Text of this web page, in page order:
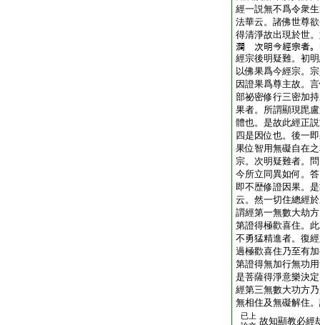
經一説無不爲令衆
法華云。諸佛世尊
得清淨故出現於世
𤄃 次明今經宗者。
經宗後明疑難。初
以佛果爲今經宗。
因證果爲尊主故。
部祕密修行三密加
果者。所謂顯現毘
體也。是故此經正
四是因位也。後一
果位智用無礙自在
宗。次明疑難者。
今所立同異如何。
即不歴修證因果。
云。然一切住總經
謂經第一無數大劫
第證得極歡喜住。
不勇猛精進者。復
過極歡喜住乃至有
第證得無加行無功
是菩薩得淨意樂決
經第三無數大功方
無相住及無礙解住
已上 故知顯教必經